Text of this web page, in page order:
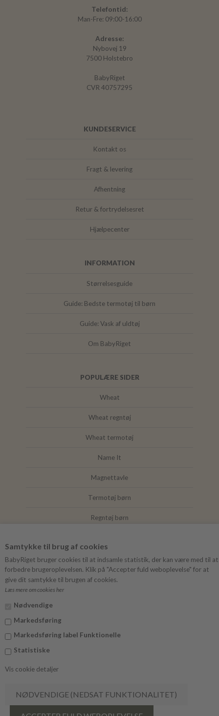
Samtykke til brug af cookies
BabyRiget bruger cookies til at indsamle statistik, der kan være med til at
forbedre brugeroplevelsen. Klik på "Accepter fuld weboplevelse" for at
give dit samtykke til brugen af cookies.
Læs mere om cookies her
Nødvendige
Markedsføring
Markedsføring label Funktionelle
Statistiske
Vis cookie detaljer
Telefontid:
Man-Fre: 09:00-16:00
Adresse:
Nybovej 19
7500 Holstebro
BabyRiget
CVR 40757295
KUNDESERVICE
Kontakt os
Fragt & levering
Afhentning
Retur & fortrydelsesret
Hjælpecenter
INFORMATION
Størrelsesguide
Guide: Bedste termotøj til børn
Guide: Vask af uldtøj
Om BabyRiget
POPULÆRE SIDER
Wheat
Wheat regntøj
Wheat termotøj
Name It
Magnettavle
Termotøj børn
Regntøj børn
Mushie
Facebook